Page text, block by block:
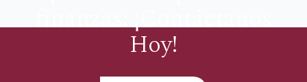
finanzas: ¡Contáctanos
Hoy!